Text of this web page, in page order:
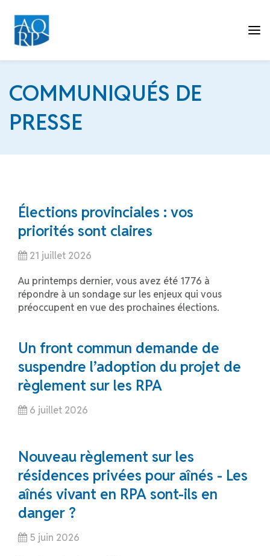
COMMUNIQUÉS DE
PRESSE
Élections provinciales : vos
priorités sont claires
21 juillet 2026
Au printemps dernier, vous avez été 1776 à
répondre à un sondage sur les enjeux qui vous
préoccupent en vue des prochaines élections.
Un front commun demande de
suspendre l’adoption du projet de
règlement sur les RPA
6 juillet 2026
Nouveau règlement sur les
résidences privées pour aînés - Les
aînés vivant en RPA sont-ils en
danger ?
5 juin 2026